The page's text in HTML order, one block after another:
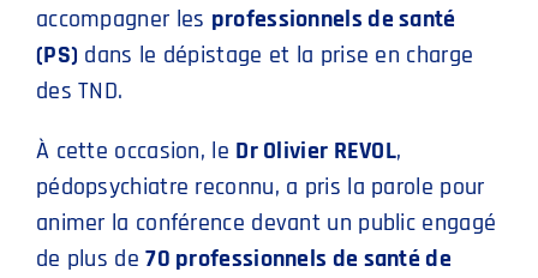
accompagner les professionnels de santé
(PS) dans le dépistage et la prise en charge
des TND.
À cette occasion, le Dr Olivier REVOL,
pédopsychiatre reconnu, a pris la parole pour
animer la conférence devant un public engagé
de plus de70 professionnels de santé de